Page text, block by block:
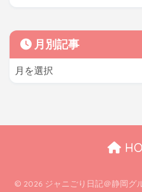
月別記事
© 2026 ジャニごり日記＠静岡グ